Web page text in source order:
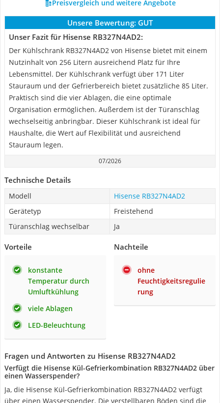
Preisvergleich und weitere Angebote
Unsere Bewertung: GUT
Unser Fazit für Hisense RB327N4AD2:
Der Kühlschrank RB327N4AD2 von Hisense bietet mit einem
Nutzinhalt von 256 Litern ausreichend Platz für Ihre
Lebensmittel. Der Kühlschrank verfügt über 171 Liter
Stauraum und der Gefrierbereich bietet zusätzliche 85 Liter.
Praktisch sind die vier Ablagen, die eine optimale
Organisation ermöglichen. Außerdem ist der Türanschlag
wechselseitig anbringbar. Dieser Kühlschrank ist ideal für
Haushalte, die Wert auf Flexibilität und ausreichend
Stauraum legen.
07/2026
Technische Details
Modell
Hisense RB327N4AD2
Gerätetyp
Freistehend
Türanschlag wechselbar
Ja
Vorteile
konstante
Temperatur durch
Umluftkühlung
viele Ablagen
LED-Beleuchtung
Nachteile
ohne
Feuchtigkeitsregulie
rung
Fragen und Antworten zu Hisense RB327N4AD2
Verfügt die Hisense Kül-Gefrierkombination RB327N4AD2 über
einen Wasserspender?
Ja, die Hisense Kül-Gefrierkombination RB327N4AD2 verfügt
über einen Wasserspender. Die verstellbaren Böden sind die